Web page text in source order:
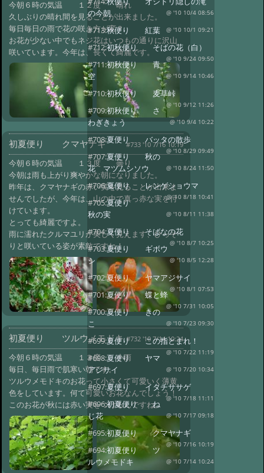
今朝６時の気温 １２度 晴れ
久しぶりの晴れ間を見ることが出来ました。
毎日毎日の雨で花の咲き方が変？
お花が少ない中でもネジ花はいつもの通りに沢山
咲いています。今年は、長くて綺麗です。
初夏便り クマヤナギ #733 '10 7/16 10:19
今朝６時の気温 １３度 曇り
今朝は雨も上がり爽やかな朝になりました。
昨年は、クマヤナギの赤い実を見ることが出来ま
せんでしたが、今年は、山の中で真っ赤な実を付
けています。
とっても綺麗ですよ。
雨に濡れたクルマユリが美しく見えます、ひっそ
りと咲いている姿が素敵ですね！
初夏便り ツルウメモドキ #732 '10 7/14 10:24
今朝６時の気温 １３度 小雨
毎日、毎日雨で肌寒い朝です。
ツルウメモドキのお花って小さくて可愛いく薄黄
色をしています。何て可愛いお花なんでしょう！
このお花が秋には赤い実をつけるんですね。
の今朝
@ '10 10/4 08:56
#713:秋便り 紅葉 @ '10 10/1 09:21
#712:初秋便り そばの花（白）
@ '10 9/24 09:50
#711:初秋便り 青
空
@ '10 9/14 10:46
#710:初秋便り 麦草峠
@ '10 9/12 11:26
#709:初秋便り さ
わぎきょう
@ '10 9/4 10:22
#708:夏便り バッタの散歩
@ '10 8/29 09:49
#707:夏便り 秋の
花 マツムシソウ
@ '10 8/24 11:50
#706:夏便り レンゲショウマ
@ '10 8/18 10:41
#705:夏便り
秋の実
@ '10 8/11 11:38
#704:夏便り そばなの花
@ '10 8/7 10:25
#703:夏便り ギボウ
シ
@ '10 8/5 12:28
#702:夏便り ヤマアジサイ
@ '10 8/1 07:53
#701:夏便り 蝶と蜂
@ '10 7/31 10:05
#700:夏便り きの
こ
@ '10 7/23 09:30
#699:夏便り この指とまれ！
@ '10 7/22 11:19
#698:夏便り ヤマ
アジサイ
@ '10 7/20 10:34
#697:夏便り イタチササゲ
@ '10 7/18 11:11
#696:初夏便り ね
じ花
@ '10 7/17 09:18
#695:初夏便り クマヤナギ
@ '10 7/16 10:19
#694:初夏便り ツ
ルウメモドキ
@ '10 7/14 10:24